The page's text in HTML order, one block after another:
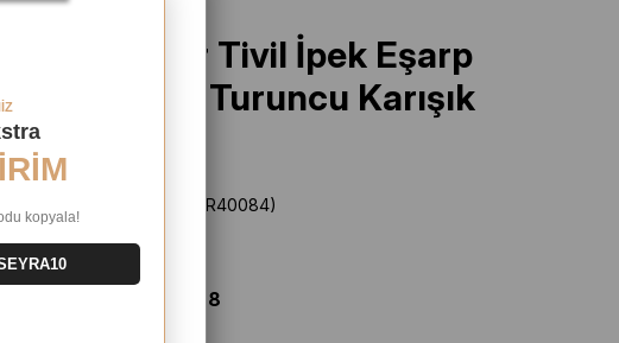
Levidor Tivil İpek Eşarp
40084 Turuncu Karışık
(SYR40084)
$ 27.78
kopyala!